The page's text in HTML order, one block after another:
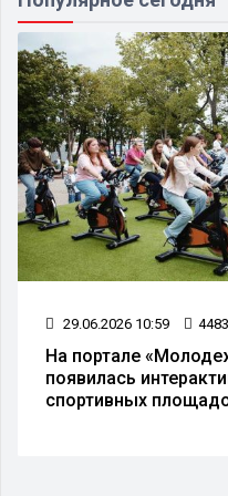
29.06.2026 10:59
На портале
появилась
спортивных